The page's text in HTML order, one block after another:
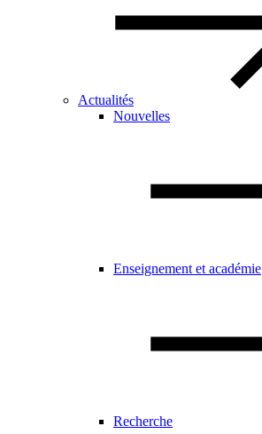
Actualités
Nouvelles
Enseignement et académie
Recherche